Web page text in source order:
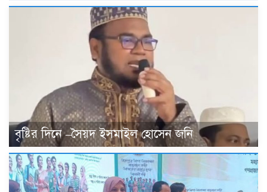
বৃষ্টির দিনে –সৈয়দ ইসমাইল হোসেন জনি